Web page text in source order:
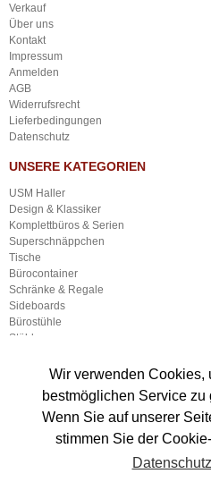
Wir verwenden Cookies,
bestmöglichen Service zu
Wenn Sie auf unserer
stimmen Sie der
Datenschutz
Verkauf
Über uns
Kontakt
Impressum
Anmelden
AGB
Widerrufsrecht
Lieferbedingungen
Datenschutz
UNSERE KATEGORIEN
USM Haller
Design & Klassiker
Komplettbüros & Serien
Superschnäppchen
Tische
Bürocontainer
Schränke & Regale
Sideboards
Bürostühle
Stühle
Sonstige Büroausstattung
Lampen
Gastronomieausstattung
Sonstiger Gewerbebedarf